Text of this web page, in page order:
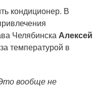
кондиционер. В
Челябинска Алексей
температурой в
вообще не